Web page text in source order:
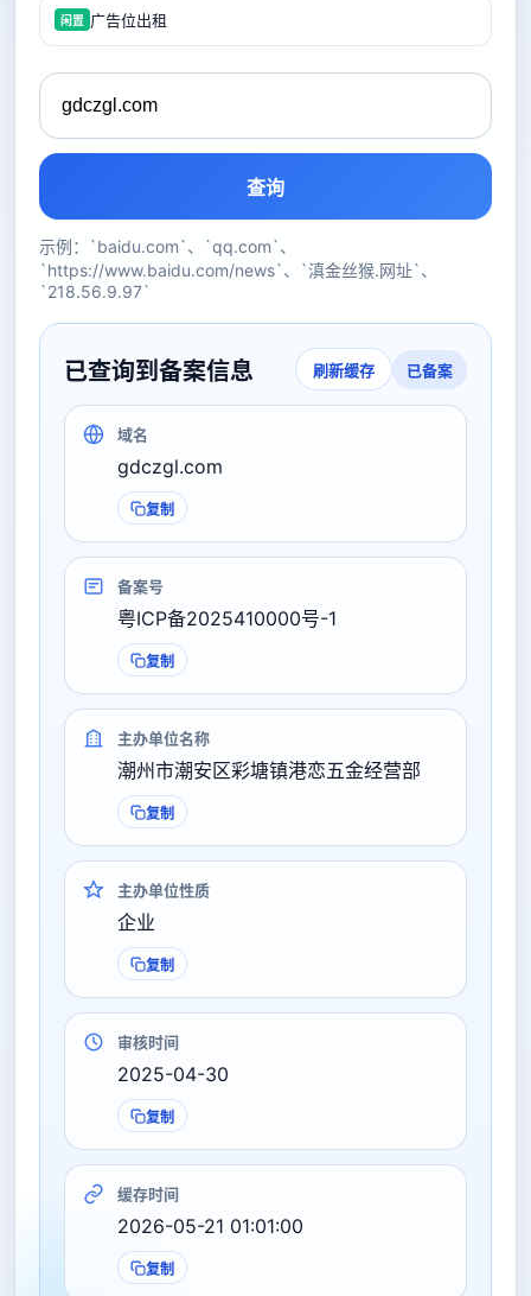
闲置 广告位出租
查询
示例：`baidu.com`、`qq.com`、
`https://www.baidu.com/news`、`滇金丝猴.网址`、
`218.56.9.97`
已查询到备案信息 刷新缓存 已备案
域名
gdczgl.com
复制
备案号
粤ICP备2025410000号-1
复制
主办单位名称
潮州市潮安区彩塘镇港恋五金经营部
复制
主办单位性质
企业
复制
审核时间
2025-04-30
复制
缓存时间
2026-05-21 01:01:00
复制